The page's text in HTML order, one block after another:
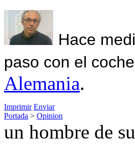
Hace
paso con el
Alemania.
Imprimir Enviar
Portada > Opinion
un hombre de